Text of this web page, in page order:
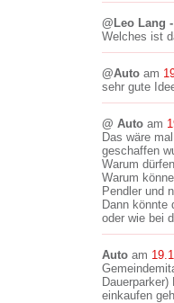
@Leo Lang
Welches ist
@Auto am
sehr gute
@ Auto am
Das wäre
geschaffen
Warum
Warum
Pendler und
Dann könnte
oder wie bei
Auto am
einkaufen